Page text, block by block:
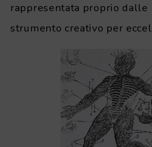
rappresentata proprio dalle
strumento creativo per